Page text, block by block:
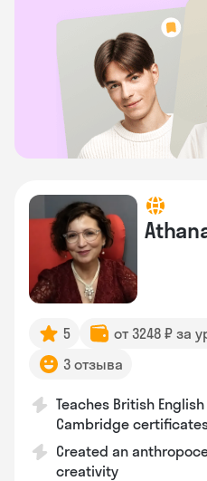
5 от 3248 ₽ за
3 отзыва
Teaches British
Cambridge
Created an
creativity